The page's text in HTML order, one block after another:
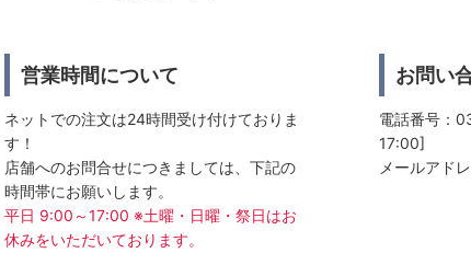
営業時間について
ネットでの注文は24時間受け付けておりま
す！
店舗へのお問合せにつきましては、下記の
時間帯にお願いします。
平日 9:00～17:00 ※土曜・日曜・祭日はお
休みをいただいております。
お問い
電話番号：
17:00]
メールアドレ